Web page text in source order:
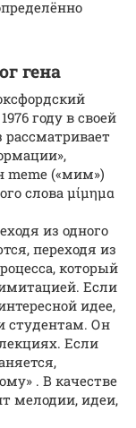
гена
году в своей
meme («мим»)
слова μίμημα
из одного
переходя из
который
Если
идее,
студентам. Он
Если
. В качестве
мелодии, идеи,